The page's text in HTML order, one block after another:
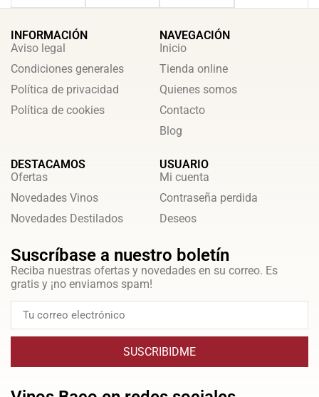
INFORMACIÓN
Aviso legal
Condiciones generales
Política de privacidad
Política de cookies
NAVEGACIÓN
Inicio
Tienda online
Quienes somos
Contacto
Blog
DESTACAMOS
Ofertas
Novedades Vinos
Novedades Destilados
USUARIO
Mi cuenta
Contraseña perdida
Deseos
Suscríbase a nuestro boletín
Reciba nuestras ofertas y novedades en su correo. Es
gratis y ¡no enviamos spam!
SUSCRIBIDME